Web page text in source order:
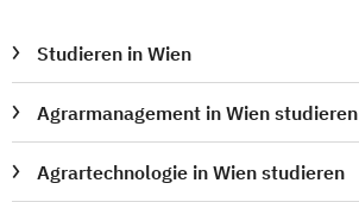
Studieren in Wien
Agrarmanagement in Wien studieren
Agrartechnologie in Wien studieren